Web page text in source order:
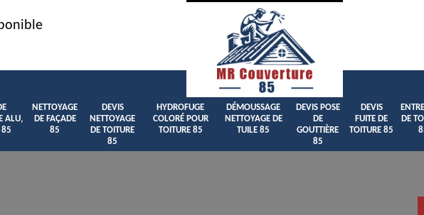
ALU,
85
NETTOYAGE
DE FAÇADE
85
DEVIS
NETTOYAGE
DE TOITURE
85
HYDROFUGE
COLORÉ POUR
TOITURE 85
DÉMOUSSAGE
NETTOYAGE DE
TUILE 85
DEVIS POSE
DE
GOUTTIÈRE
85
DEVIS
FUITE DE
TOITURE 85
DE